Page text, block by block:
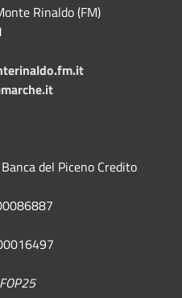
Rinaldo (FM)
del Piceno Credito